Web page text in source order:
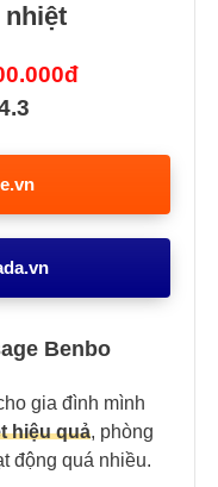
nhiệt
Benbo
gia đình mình
hiệu quả, phòng
động quá nhiều.